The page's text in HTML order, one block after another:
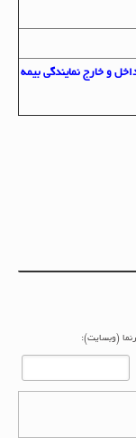
خارج نمایندگی بیمه
(وبسایت):